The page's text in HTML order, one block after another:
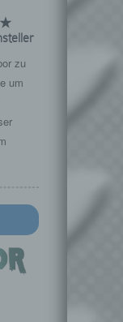
★
zu
um